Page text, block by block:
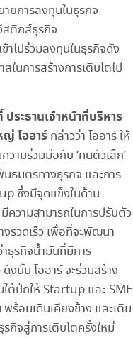
ยการลงทุนในธุรกิจ
สติกส์ธุรกิจ
าไปร่วมลงทุนในธุรกิจดัง
นการสร้างการเติบโตไป
ประธานเจ้าหน้าที่บริหาร
โออาร์ กล่าวว่า โออาร์ ให้
วามร่วมมือกับ ‘คนตัวเล็ก’
ธมิตรทางธุรกิจ และการ
ซึ่งมีจุดแข็งในด้าน
ความสามารถในการปรับตัว
รวดเร็ว เพื่อที่จะพัฒนา
ธุรกิจน้ำมันที่มีการ
งนั้น โออาร์ จะร่วมสร้าง
ต้ปีกให้ Startup และ SME
ร้อมเดินเคียงข้าง และเติม
กิจสู่การเติบโตครั้งใหม่